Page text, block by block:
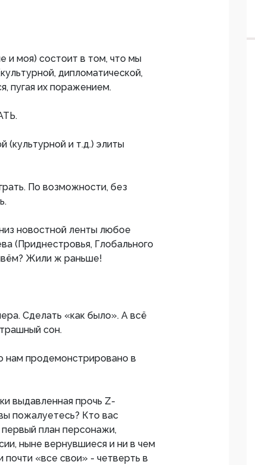
и моя) состоит в том, что мы
дипломатической,
пугая их поражением.
(культурной и т.д.) элиты
По возможности, без
новостной ленты любое
(Приднестровья, Глобального
Жили ж раньше!
Сделать «как было». А всё
сон.
нам продемонстрировано в
выдавленная прочь Z-
пожалуетесь? Кто вас
план персонажи,
ныне вернувшиеся и ни в чем
«все свои» - четверть в